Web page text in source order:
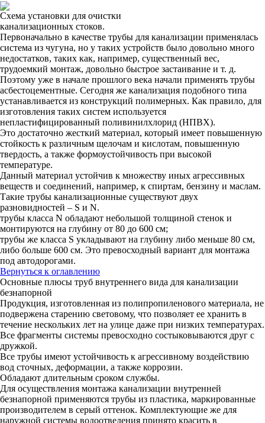
Схема установки для очистки
канализационных стоков.
Первоначально в качестве трубы для канализации применялась
система из чугуна, но у таких устройств было довольно много
недостатков, таких как, например, существенный вес,
трудоемкий монтаж, довольно быстрое застаивание и т. д.
Поэтому уже в начале прошлого века начали применять трубы
асбестоцементные. Сегодня же канализация подобного типа
устанавливается из конструкций полимерных. Как правило, для
изготовления таких систем используется
непластифицированный поливинилхлорид (НПВХ).
Это достаточно жесткий материал, который имеет повышенную
стойкость к различным щелочам и кислотам, повышенную
твердость, а также формоустойчивость при высокой
температуре.
Данный материал устойчив к множеству иных агрессивных
веществ и соединений, например, к спиртам, бензину и маслам.
Такие трубы канализационные существуют двух
разновидностей – S и N.
трубы класса N обладают небольшой толщиной стенок и
монтируются на глубину от 80 до 600 см;
трубы же класса S укладывают на глубину либо меньше 80 см,
либо больше 600 см. Это превосходный вариант для монтажа
под автодорогами.
Вернуться к оглавлению
Основные плюсы труб внутреннего вида для канализации
безнапорной
Продукция, изготовленная из полипропиленового материала, не
подвержена старению световому, что позволяет ее хранить в
течение нескольких лет на улице даже при низких температурах.
Все фрагменты системы превосходно состыковываются друг с
дружкой.
Все трубы имеют устойчивость к агрессивному воздействию
вод сточных, деформации, а также коррозии.
Обладают длительным сроком службы.
Для осуществления монтажа канализации внутренней
безнапорной применяются трубы из пластика, маркированные
производителем в серый оттенок. Комплектующие же для
наружной системы водоотведения принято красить в